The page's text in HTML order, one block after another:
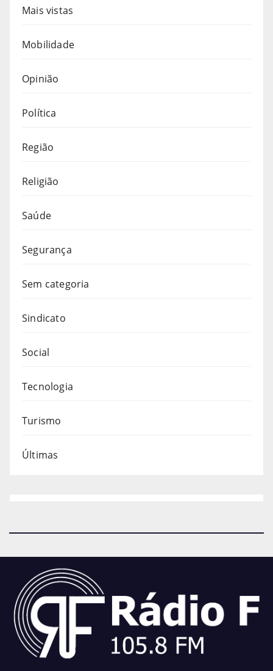
Mais vistas
Mobilidade
Opinião
Política
Região
Religião
Saúde
Segurança
Sem categoria
Sindicato
Social
Tecnologia
Turismo
Últimas